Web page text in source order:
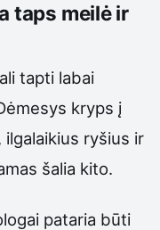
taps meilė ir
tapti labai
kryps į
ryšius ir
šalia kito.
pataria būti